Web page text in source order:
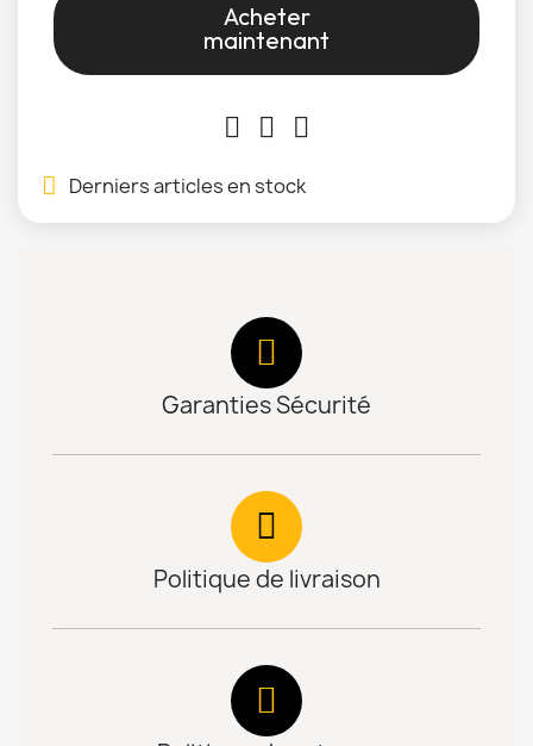
Acheter
maintenant
Derniers articles en stock
Garanties Sécurité
Politique de livraison